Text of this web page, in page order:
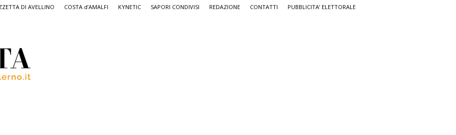
DI AVELLINO COSTA d’AMALFI KYNETIC SAPORI CONDIVISI REDAZIONE CONTATTI PUBBLICITA’ ELETTORALE